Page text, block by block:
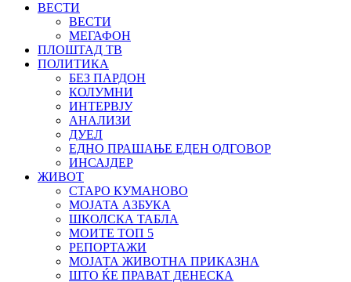
ВЕСТИ
ВЕСТИ
МЕГАФОН
ПЛОШТАД ТВ
ПОЛИТИКА
БЕЗ ПАРДОН
КОЛУМНИ
ИНТЕРВЈУ
АНАЛИЗИ
ДУЕЛ
ЕДНО ПРАШАЊЕ ЕДЕН ОДГОВОР
ИНСАЈДЕР
ЖИВОТ
СТАРО КУМАНОВО
МОЈАТА АЗБУКА
ШКОЛСКА ТАБЛА
МОИТЕ ТОП 5
РЕПОРТАЖИ
МОЈАТА ЖИВОТНА ПРИКАЗНА
ШТО ЌЕ ПРАВАТ ДЕНЕСКА